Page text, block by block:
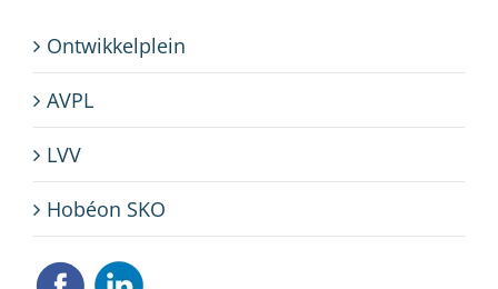
Ontwikkelplein
AVPL
LVV
Hobéon SKO